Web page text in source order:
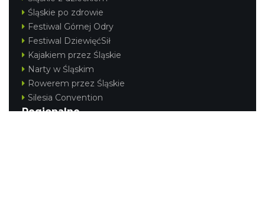
Śląskie po zdrowie
Festiwal Górnej Odry
Festiwal DziewięćSił
Kajakiem przez Śląskie
Narty w Śląskim
Rowerem przez Śląskie
Silesia Convention
Regionalne